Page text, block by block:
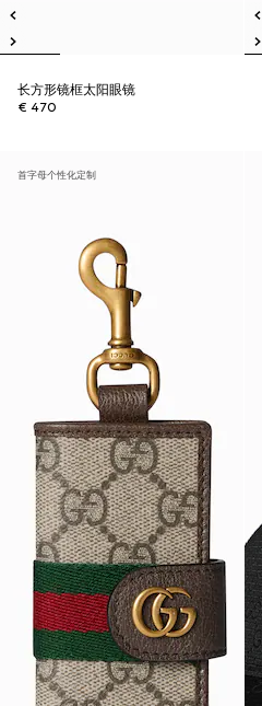
长方形镜框太阳眼镜
€ 470
首字母个性化定制